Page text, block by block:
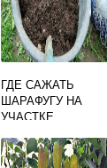
ГДЕ САЖАТЬ
ШАРАФУГУ НА
УЧАСТКЕ